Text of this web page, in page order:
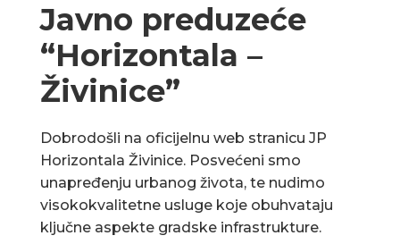
Javno preduzeće
“Horizontala –
Živinice”
Dobrodošli na oficijelnu web stranicu JP
Horizontala Živinice. Posvećeni smo
unapređenju urbanog života, te nudimo
visokokvalitetne usluge koje obuhvataju
ključne aspekte gradske infrastrukture.